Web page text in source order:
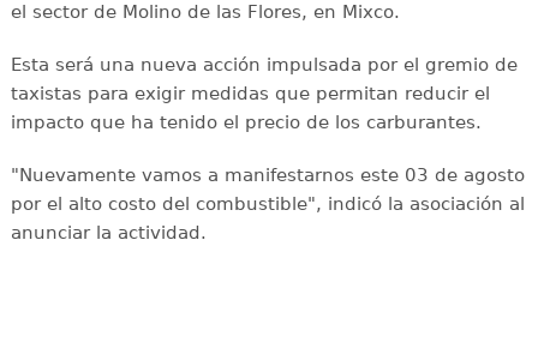
el sector de Molino de las Flores, en Mixco.
Esta será una nueva acción impulsada por el gremio de
taxistas para exigir medidas que permitan reducir el
impacto que ha tenido el precio de los carburantes.
"Nuevamente vamos a manifestarnos este 03 de agosto
por el alto costo del combustible", indicó la asociación al
anunciar la actividad.